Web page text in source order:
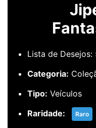
Lista de
Categoria:
Tipo: Veículos
Raridade:
Raro